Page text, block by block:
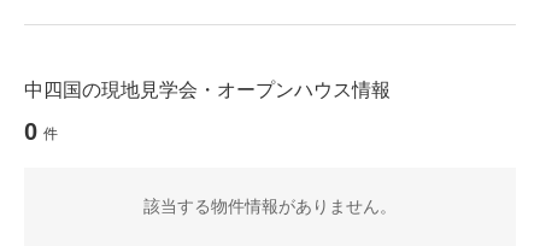
中四国の現地見学会・オープンハウス情報
0 件
該当する物件情報がありません。